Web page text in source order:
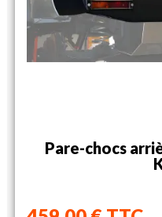
Pare-chocs